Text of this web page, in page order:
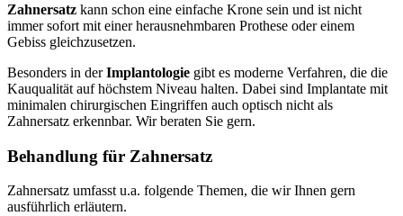
Zahnersatz kann schon eine einfache Krone sein und ist nicht
immer sofort mit einer herausnehmbaren Prothese oder einem
Gebiss gleichzusetzen.
Besonders in derImplantologie gibt es moderne Verfahren, die die
Kauqualität auf höchstem Niveau halten. Dabei sind Implantate mit
minimalen chirurgischen Eingriffen auch optisch nicht als
Zahnersatz erkennbar. Wir beraten Sie gern.
Behandlung für Zahnersatz
Zahnersatz umfasst u.a. folgende Themen, die wir Ihnen gern
ausführlich erläutern.